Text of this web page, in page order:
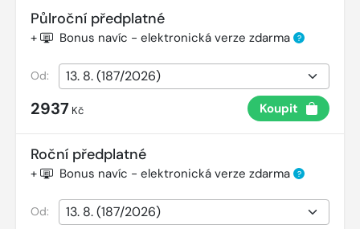
Půlroční předplatné
+ Bonus navíc - elektronická verze zdarma ?
Od:
2937 Kč Koupit
Roční předplatné
+ Bonus navíc - elektronická verze zdarma ?
Od: